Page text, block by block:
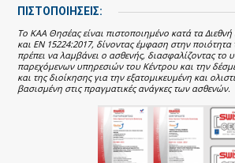
ΠΙΣΤΟΠΟΙΗΣΕΙΣ:
Το ΚΑΑ Θησέας είναι πιστοποιημένο κατά τα
και EN 15224:2017, δίνοντας έμφαση στην
πρέπει να λαμβάνει ο ασθενής, διασφαλίζοντας το
παρεχόμενων υπηρεσιών του Κέντρου και την
και της διοίκησης για την εξατομικευμένη και
βασισμένη στις πραγματικές ανάγκες των ασθενών.